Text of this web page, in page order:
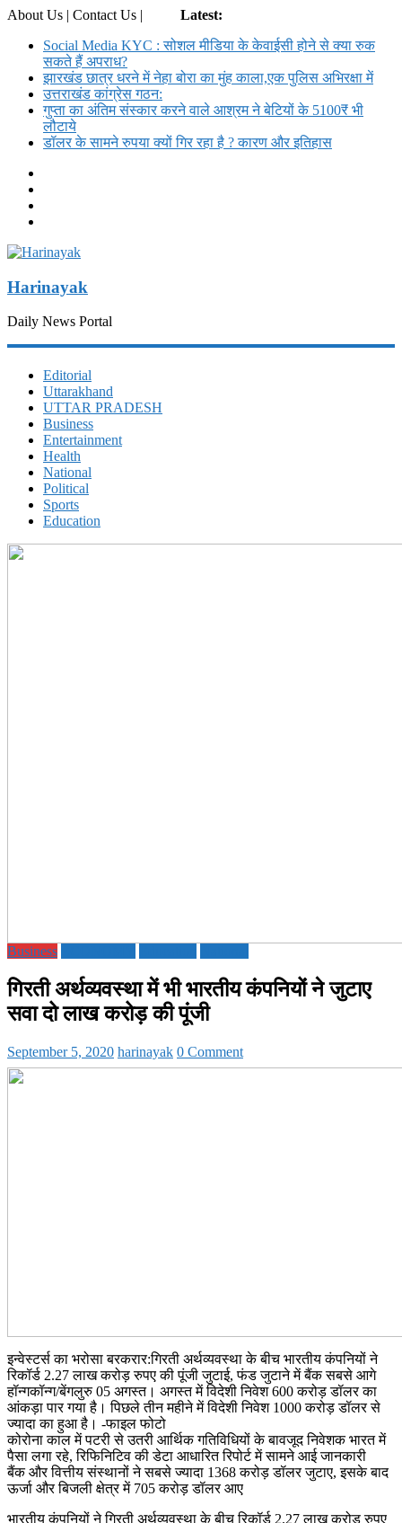
About Us | Contact Us |
Latest:
Social Media KYC : सोशल मीडिया के केवाईसी होने से क्या रुक
सकते हैं अपराध?
झारखंड छात्र धरने में नेहा बोरा का मुंह काला,एक पुलिस अभिरक्षा में
उत्तराखंड कांग्रेस गठन:
गुप्ता का अंतिम संस्कार करने वाले आश्रम ने बेटियों के 5100₹ भी
लौटाये
डॉलर के सामने रुपया क्यों गिर रहा है ? कारण और इतिहास
Harinayak
Daily News Portal
Editorial
Uttarakhand
UTTAR PRADESH
Business
Entertainment
Health
National
Political
Sports
Education
Business
गिरती अर्थव्यवस्था में भी भारतीय कंपनियों ने जुटाए
सवा दो लाख करोड़ की पूंजी
September 5, 2020 harinayak 0 Comment
इन्वेस्टर्स का भरोसा बरकरार:गिरती अर्थव्यवस्था के बीच भारतीय कंपनियों ने
रिकॉर्ड 2.27 लाख करोड़ रुपए की पूंजी जुटाई, फंड जुटाने में बैंक सबसे आगे
हॉन्गकॉन्ग/बेंगलुरु 05 अगस्त। अगस्त में विदेशी निवेश 600 करोड़ डॉलर का
आंकड़ा पार गया है। पिछले तीन महीने में विदेशी निवेश 1000 करोड़ डॉलर से
ज्यादा का हुआ है। -फाइल फोटो
कोरोना काल में पटरी से उतरी आर्थिक गतिविधियों के बावजूद निवेशक भारत में
पैसा लगा रहे, रिफिनिटिव की डेटा आधारित रिपोर्ट में सामने आई जानकारी
बैंक और वित्तीय संस्थानों ने सबसे ज्यादा 1368 करोड़ डॉलर जुटाए, इसके बाद
ऊर्जा और बिजली क्षेत्र में 705 करोड़ डॉलर आए
भारतीय कंपनियों ने गिरती अर्थव्यवस्था के बीच रिकॉर्ड 2.27 लाख करोड़ रुपए